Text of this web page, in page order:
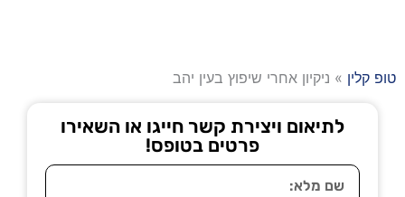
טופ קלין » ניקיון אחרי שיפוץ בעין יהב
לתיאום ויצירת קשר חייגו או השאירו
פרטים בטופס!